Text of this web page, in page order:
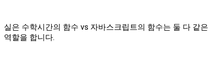
실은 수학시간의 함수 vs 자바스크립트의 함수는 둘 다 같은
역할을 합니다.